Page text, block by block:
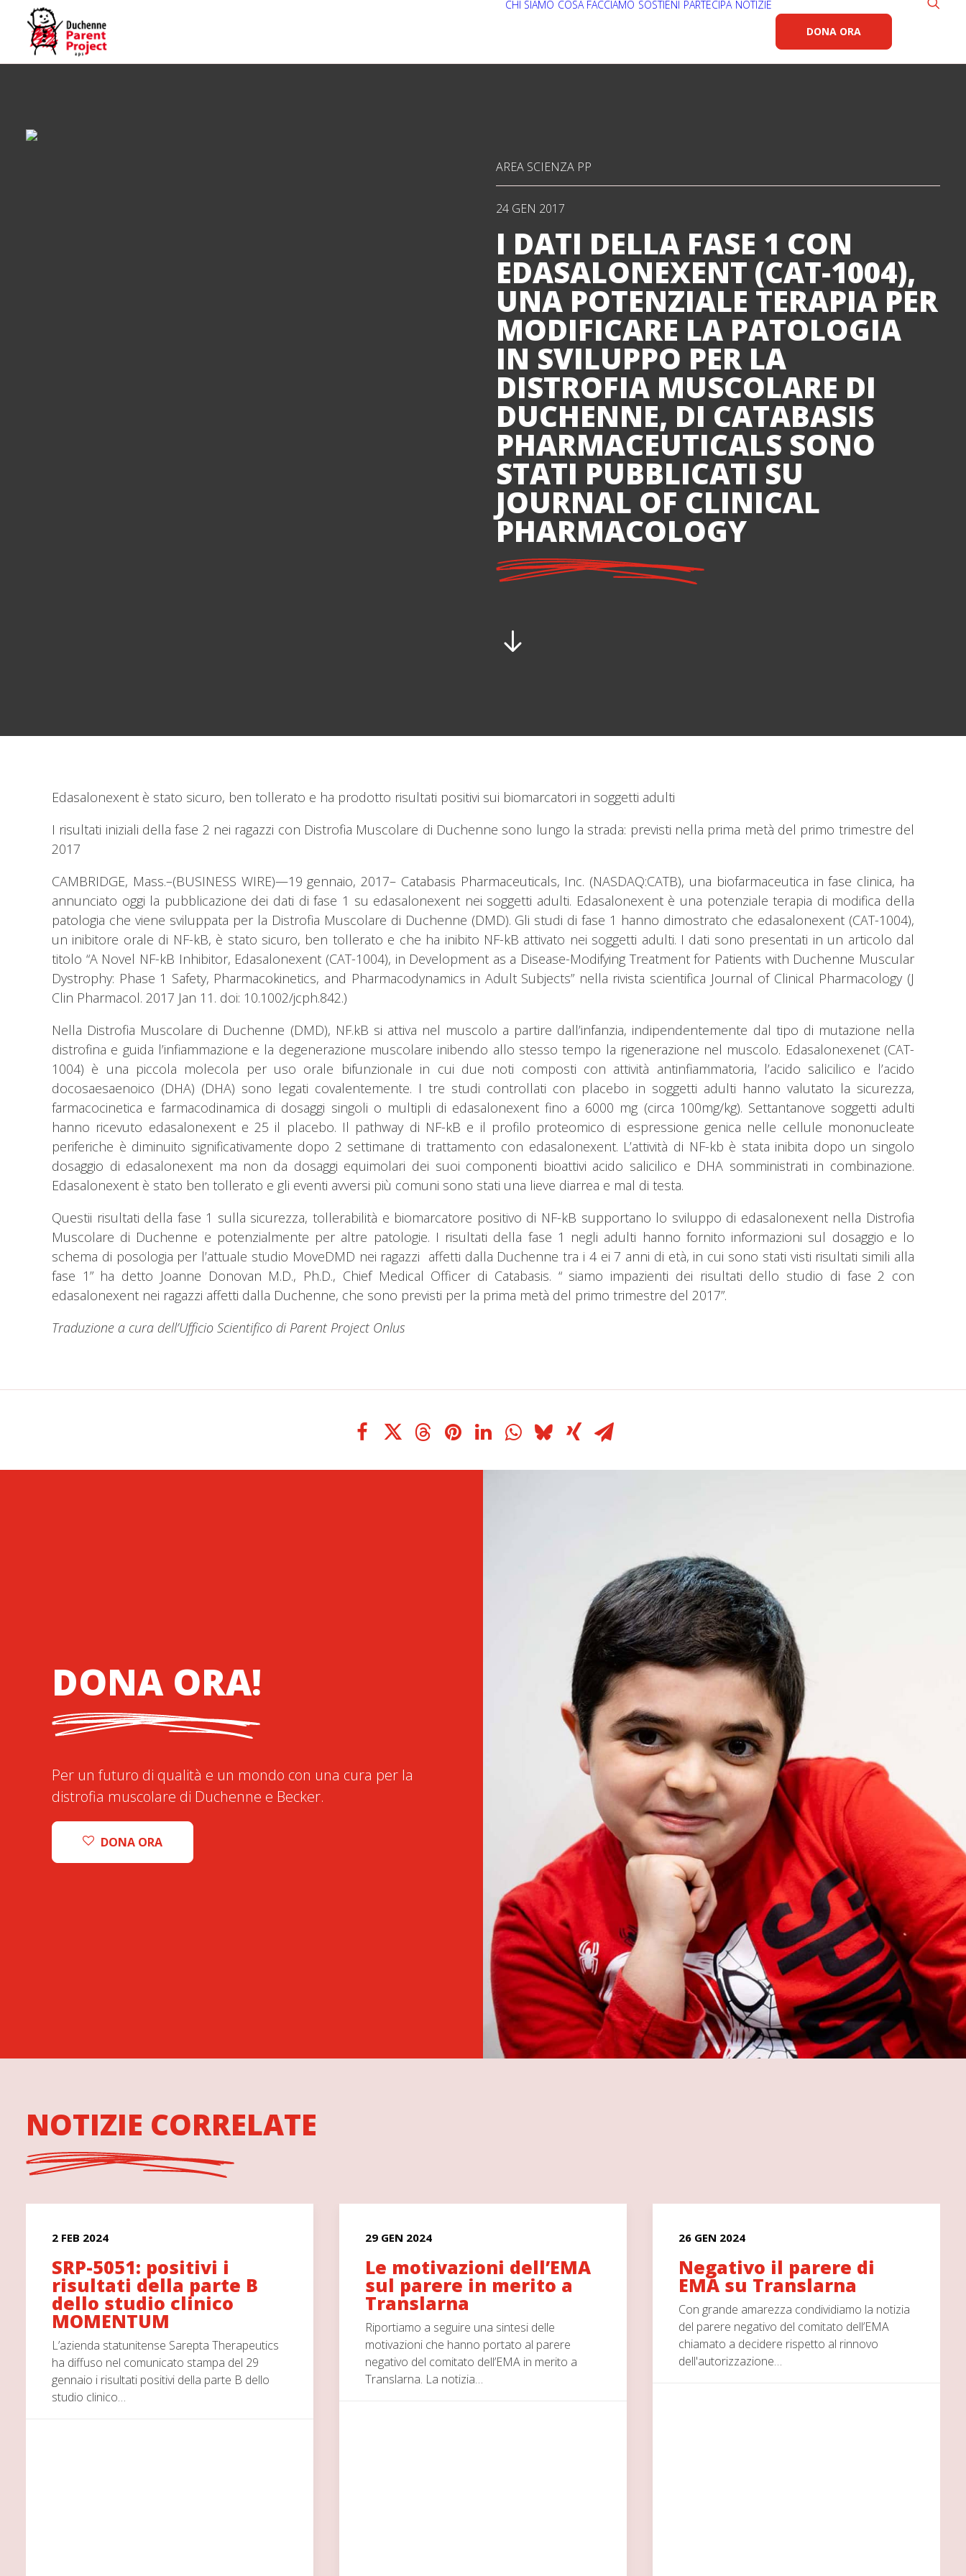
CHI SIAMO COSA FACCIAMO SOSTIENI PARTECIPA NOTIZIE
DONA ORA
AREA SCIENZA PP
24 GEN 2017
I DATI DELLA FASE 1 CON
EDASALONEXENT (CAT-1004),
UNA POTENZIALE TERAPIA PER
MODIFICARE LA PATOLOGIA
IN SVILUPPO PER LA
DISTROFIA MUSCOLARE DI
DUCHENNE, DI CATABASIS
PHARMACEUTICALS SONO
STATI PUBBLICATI SU
JOURNAL OF CLINICAL
PHARMACOLOGY
Edasalonexent è stato sicuro, ben tollerato e ha prodotto risultati positivi sui biomarcatori in soggetti adulti
I risultati iniziali della fase 2 nei ragazzi con Distrofia Muscolare di Duchenne sono lungo la strada: previsti nella prima metà del primo trimestre del
2017
CAMBRIDGE, Mass.–(BUSINESS WIRE)—19 gennaio, 2017– Catabasis Pharmaceuticals, Inc. (NASDAQ:CATB), una biofarmaceutica in fase clinica, ha
annunciato oggi la pubblicazione dei dati di fase 1 su edasalonexent nei soggetti adulti. Edasalonexent è una potenziale terapia di modifica della
patologia che viene sviluppata per la Distrofia Muscolare di Duchenne (DMD). Gli studi di fase 1 hanno dimostrato che edasalonexent (CAT-1004),
un inibitore orale di NF-kB, è stato sicuro, ben tollerato e che ha inibito NF-kB attivato nei soggetti adulti. I dati sono presentati in un articolo dal
titolo “A Novel NF-kB Inhibitor, Edasalonexent (CAT-1004), in Development as a Disease-Modifying Treatment for Patients with Duchenne Muscular
Dystrophy: Phase 1 Safety, Pharmacokinetics, and Pharmacodynamics in Adult Subjects” nella rivista scientifica Journal of Clinical Pharmacology (J
Clin Pharmacol. 2017 Jan 11. doi: 10.1002/jcph.842.)
Nella Distrofia Muscolare di Duchenne (DMD), NF.kB si attiva nel muscolo a partire dall’infanzia, indipendentemente dal tipo di mutazione nella
distrofina e guida l’infiammazione e la degenerazione muscolare inibendo allo stesso tempo la rigenerazione nel muscolo. Edasalonexenet (CAT-
1004) è una piccola molecola per uso orale bifunzionale in cui due noti composti con attività antinfiammatoria, l’acido salicilico e l’acido
docosaesaenoico (DHA) (DHA) sono legati covalentemente. I tre studi controllati con placebo in soggetti adulti hanno valutato la sicurezza,
farmacocinetica e farmacodinamica di dosaggi singoli o multipli di edasalonexent fino a 6000 mg (circa 100mg/kg). Settantanove soggetti adulti
hanno ricevuto edasalonexent e 25 il placebo. Il pathway di NF-kB e il profilo proteomico di espressione genica nelle cellule mononucleate
periferiche è diminuito significativamente dopo 2 settimane di trattamento con edasalonexent. L’attività di NF-kb è stata inibita dopo un singolo
dosaggio di edasalonexent ma non da dosaggi equimolari dei suoi componenti bioattivi acido salicilico e DHA somministrati in combinazione.
Edasalonexent è stato ben tollerato e gli eventi avversi più comuni sono stati una lieve diarrea e mal di testa.
Questii risultati della fase 1 sulla sicurezza, tollerabilità e biomarcatore positivo di NF-kB supportano lo sviluppo di edasalonexent nella Distrofia
Muscolare di Duchenne e potenzialmente per altre patologie. I risultati della fase 1 negli adulti hanno fornito informazioni sul dosaggio e lo
schema di posologia per l’attuale studio MoveDMD nei ragazzi affetti dalla Duchenne tra i 4 ei 7 anni di età, in cui sono stati visti risultati simili alla
fase 1” ha detto Joanne Donovan M.D., Ph.D., Chief Medical Officer di Catabasis. “ siamo impazienti dei risultati dello studio di fase 2 con
edasalonexent nei ragazzi affetti dalla Duchenne, che sono previsti per la prima metà del primo trimestre del 2017”.
Traduzione a cura dell’Ufficio Scientifico di Parent Project Onlus
DONA ORA!
Per un futuro di qualità e un mondo con una cura per la
distrofia muscolare di Duchenne e Becker.
DONA ORA
NOTIZIE CORRELATE
2 FEB 2024
SRP-5051: positivi i
risultati della parte B
dello studio clinico
MOMENTUM
L’azienda statunitense Sarepta Therapeutics
ha diffuso nel comunicato stampa del 29
gennaio i risultati positivi della parte B dello
studio clinico…
29 GEN 2024
Le motivazioni dell’EMA
sul parere in merito a
Translarna
Riportiamo a seguire una sintesi delle
motivazioni che hanno portato al parere
negativo del comitato dell’EMA in merito a
Translarna. La notizia…
26 GEN 2024
Negativo il parere di
EMA su Translarna
Con grande amarezza condividiamo la notizia
del parere negativo del comitato dell’EMA
chiamato a decidere rispetto al rinnovo
dell'autorizzazione…